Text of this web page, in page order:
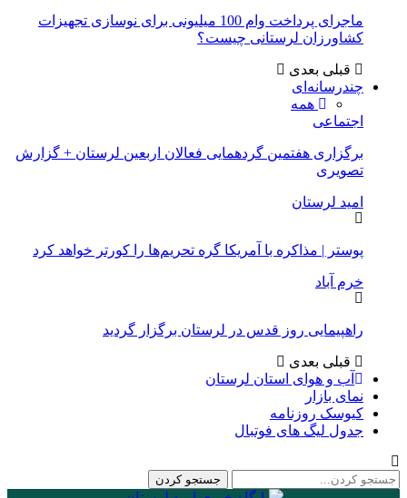
ماجرای پرداخت وام 100 میلیونی برای نوسازی تجهیزات
کشاورزان لرستانی چیست؟
قبلی بعدی
چندرسانه‌ای
همه
اجتماعی
برگزاری هفتمین گردهمایی فعالان اربعین لرستان + گزارش
تصویری
امید لرستان
پوستر | مذاکره با آمریکا گره تحریم‌ها را کورتر خواهد کرد
خرم آباد
راهپیمایی روز قدس در لرستان برگزار گردید
قبلی بعدی
آب و هوای استان لرستان
نمای بازار
کیوسک روزنامه
جدول لیگ های فوتبال